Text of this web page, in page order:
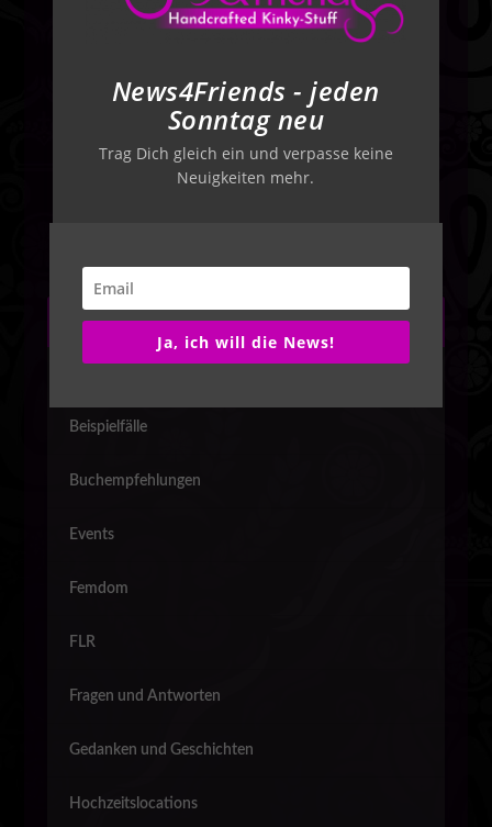
KATEGORIEÜBERSICHT:
Beispielfälle
Buchempfehlungen
Events
Femdom
FLR
Fragen und Antworten
Gedanken und Geschichten
Hochzeitslocations
News4Friends - jeden
Sonntag neu
Trag Dich gleich ein und verpasse keine
Neuigkeiten mehr.
Ja, ich will die News!